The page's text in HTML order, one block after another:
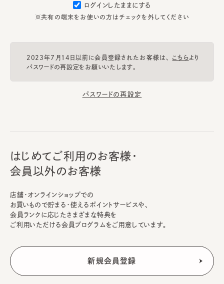
ログインしたままにする
※共有の端末をお使いの方はチェックを外してください
2023年7月14日以前に会員登録されたお客様は、 こちらより
パスワードの再設定をお願いいたします。
パスワードの再設定
はじめてご利用のお客様・
会員以外のお客様
店舗・オンラインショップでの
お買いもので貯まる・使えるポイントサービスや、
会員ランクに応じたさまざまな特典を
ご利用いただける会員プログラムをご用意しています。